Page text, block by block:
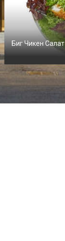
Биг Чикен Салат